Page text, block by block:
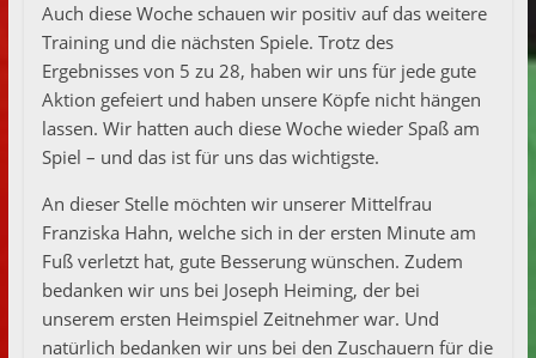
Auch diese Woche schauen wir positiv auf das weitere
Training und die nächsten Spiele. Trotz des
Ergebnisses von 5 zu 28, haben wir uns für jede gute
Aktion gefeiert und haben unsere Köpfe nicht hängen
lassen. Wir hatten auch diese Woche wieder Spaß am
Spiel – und das ist für uns das wichtigste.
An dieser Stelle möchten wir unserer Mittelfrau
Franziska Hahn, welche sich in der ersten Minute am
Fuß verletzt hat, gute Besserung wünschen. Zudem
bedanken wir uns bei Joseph Heiming, der bei
unserem ersten Heimspiel Zeitnehmer war. Und
natürlich bedanken wir uns bei den Zuschauern für die